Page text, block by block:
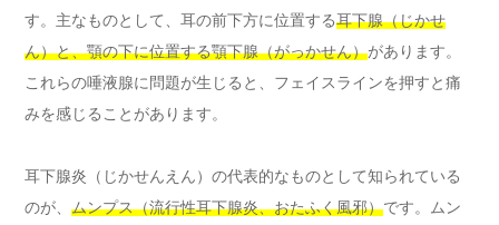
す。主なものとして、耳の前下方に位置する耳下腺（じかせ
ん）と、顎の下に位置する顎下腺（がっかせん）があります。
これらの唾液腺に問題が生じると、フェイスラインを押すと痛
みを感じることがあります。
耳下腺炎（じかせんえん）の代表的なものとして知られている
のが、 ムンプス（流行性耳下腺炎、おたふく風邪）です。ムン